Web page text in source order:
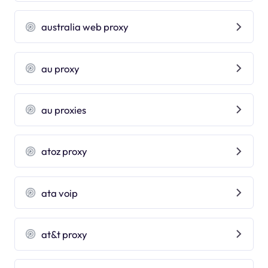
australia web proxy
au proxy
au proxies
atoz proxy
ata voip
at&t proxy